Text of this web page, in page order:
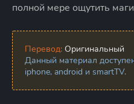
полной мере ощутить
Перевод: Оригинальный
Данный материал
iphone, android и smartTV.